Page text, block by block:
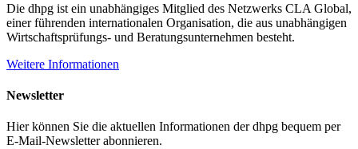
Die dhpg ist ein unabhängiges Mitglied des Netzwerks CLA Global,
einer führenden internationalen Organisation, die aus unabhängigen
Wirtschaftsprüfungs- und Beratungsunternehmen besteht.
Weitere Informationen
Newsletter
Hier können Sie die aktuellen Informationen der dhpg bequem per
E-Mail-Newsletter abonnieren.